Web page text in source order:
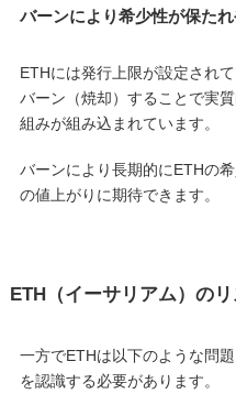
バーンにより希少性が保た
ETHには発行上限が設定され
バーン（焼却）することで実
組みが組み込まれています。
バーンにより長期的にETHの
の値上がりに期待できます。
ETH（イーサリアム）の
一方でETHは以下のような問
を認識する必要があります。